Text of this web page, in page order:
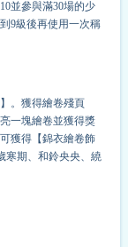
並參與滿30場的少
9級後再使用一次稱
。獲得繪卷殘頁
一塊繪卷並獲得獎
獲得【錦衣繪卷飾
寒期、和鈴央央、繞